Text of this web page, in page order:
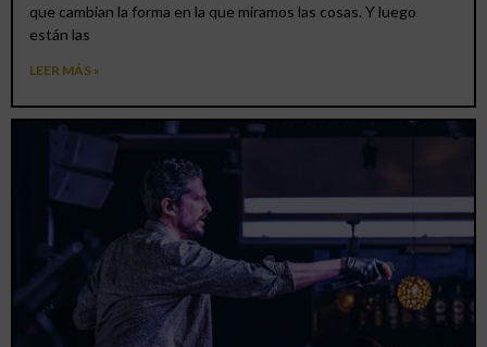
que cambian la forma en la que miramos las cosas. Y luego
están las
LEER MÁS »